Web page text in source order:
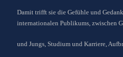
Damit trifft sie die Gefühle und
internationalen Publikums, zwischen
und Jungs, Studium und Karriere,